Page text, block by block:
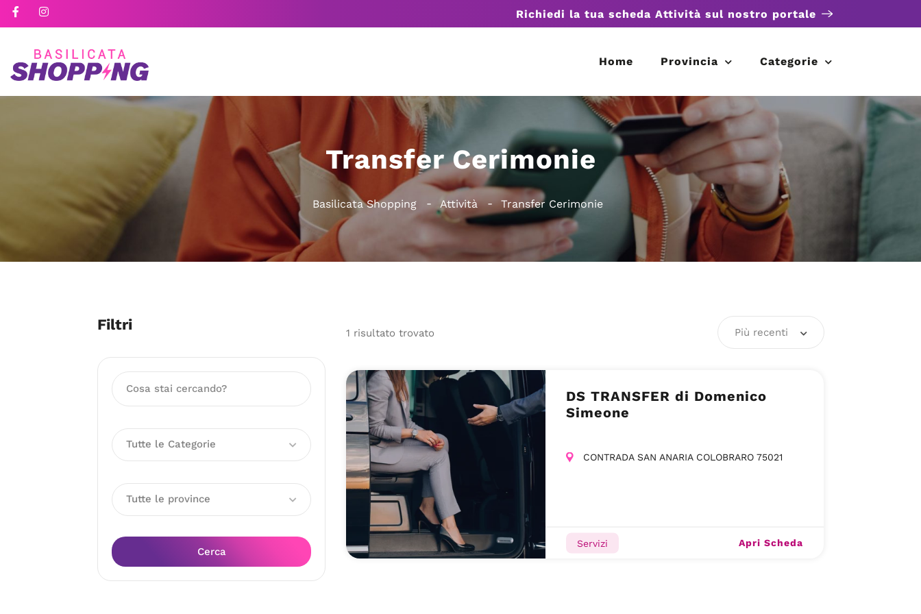
Richiedi la tua scheda Attività sul nostro portale
Home Provincia Categorie
Transfer Cerimonie
Basilicata Shopping Attività Transfer Cerimonie
Filtri
Tutte le Categorie
Tutte le province
Cerca
1 risultato trovato Più recenti
DS TRANSFER di Domenico
Simeone
CONTRADA SAN ANARIA COLOBRARO 75021
Servizi Apri Scheda